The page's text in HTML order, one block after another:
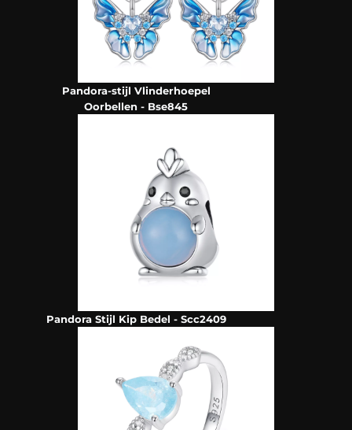
Pandora-stijl Vlinderhoepel
Oorbellen - Bse845
Pandora Stijl Kip Bedel - Scc2409